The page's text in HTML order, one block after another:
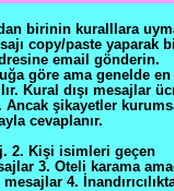
birinin kuralllara
copy/paste yaparak
email gönderin.
göre ama genelde
Kural dışı mesajlar
Ancak şikayetler
cevaplanır.
2. Kişi isimleri geçen
3. Oteli karama
4.